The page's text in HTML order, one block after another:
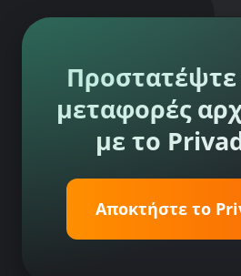
Προστατέψτε
μεταφορές
με το
Αποκτήστε το